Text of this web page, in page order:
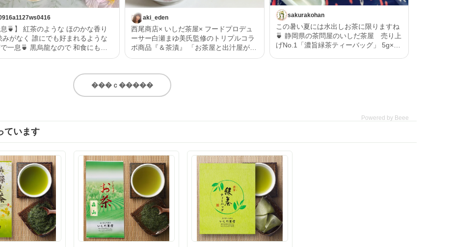
息🍵】 紅茶のような ほのかな香り
烏龍なので 和食にもあ
茶のような甘みもあるので 洋食に
烏龍茶ティーバッグ」 5g×13ヶ入 詳
ストーリーに リンクを貼り付けたの
#いしだ茶屋 #タイアップ
龍茶 #ウーロン茶 #今日のお茶
aki_eden
西尾商店× いしだ茶屋× フードプロデュ
ーサー白瀬まゆ美氏監修のトリプルコラ
ボ商品『＆茶漬』 「お茶屋と出汁屋がタ
ッグ」というこだわりを実感できる、大
天皇杯受賞の西尾商店さんのいわし削り
と、いしだ茶屋さん自慢の「森の深蒸し
茶ふくよ香」を贅沢にブレンド。ダシの
もん」を配合。ベースには厳選された岩
かけとして食べてみました。 「サクッ」
とした食感と同時に、天皇杯受賞のいわ
し削りの芳醇なダシの香りがフワッと広
がり、その後にいしだ茶屋さんの深蒸し
茶「ふくよ香」のまろやかな旨味。これ
だけでご飯が進みます。 そして厳選され
た岩塩と、粉末煎茶「のんぢゃうもん」
を混ぜた緑茶塩。これがまた美味しく
て！塩味がカドがなくまろやかで、緑茶
の香りが素材の旨味を最大限に引き出し
ているなと感じました。 そしてお茶漬
sakurakohan
この暑い夏には水出しお茶に限りますね
🍵 静岡県の茶問屋のいしだ茶屋 売り上
げNo.1「濃旨緑茶ティーバッグ」 5g×15
味は薄いと思うかもしれませんがそんな
ら多くのお客様にご愛飲頂いていていし
だ茶屋で最も人気のあるティーバッグ商
品‼️ お湯出しはもちろん、手軽に水出し
も楽しめ、茶殻の後始末が不要な点も人
味しく味わいたい方にぴったりなティー
バッグ茶になっています🙌 500mlのボト
ル容器🫙にいれて水分補給としても気軽
に持ち歩きできるのもいいですよね👌 イ
ンスタグラム @ishidachaya 商品サイト
���ｃ�����
Powered by Beee
ています